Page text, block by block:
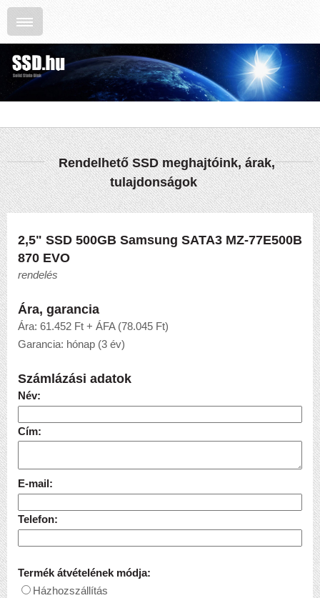
Rendelhető SSD meghajtóink, árak,
tulajdonságok
2,5" SSD 500GB Samsung SATA3 MZ-77E500B
870 EVO
rendelés
Ára, garancia
Ára: 61.452 Ft + ÁFA (78.045 Ft)
Garancia: hónap (3 év)
Számlázási adatok
Név:
Cím:
E-mail:
Telefon:
Termék átvételének módja:
Házhozszállítás